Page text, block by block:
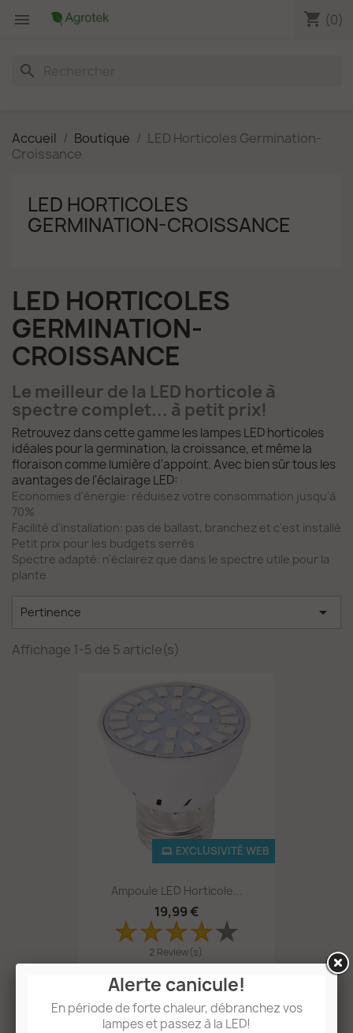
 shopping_cart (0)
search
Accueil Boutique
LED Horticoles Germination-
Croissance
LED HORTICOLES
GERMINATION-CROISSANCE
LED HORTICOLES
GERMINATION-
CROISSANCE
Le meilleur de la LED horticole à
spectre complet... à petit prix!
Retrouvez dans cette gamme les lampes LED horticoles
idéales pour la germination, la croissance, et même la
floraison comme lumière d'appoint. Avec bien sûr tous les
avantages de l'éclairage LED:
Economies d'énergie: réduisez votre consommation jusqu'à
70%
Facilité d'installation: pas de ballast, branchez et c'est installé
Petit prix pour les budgets serrés
Spectre adapté: n'éclairez que dans le spectre utile pour la
plante
Pertinence 
Affichage 1-5 de 5 article(s)
Ampoule LED Horticole...
19,99 €
2 Review(s)
EXCLUSIVITÉ WEB
Alerte canicule!
En période de forte chaleur, débranchez vos
lampes et passez à la LED!